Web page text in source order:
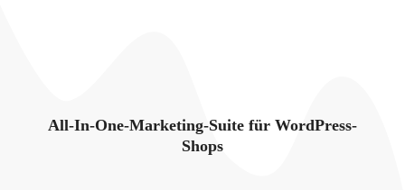
All-In-One-Marketing-Suite für WordPress-
Shops